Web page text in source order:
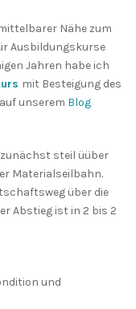
Nähe zum
Ausbildungskurse
Jahren habe ich
mit Besteigung des
unserem Blog
steil üüber
Materialseilbahn.
über die
Abstieg ist in 2 bis 2
und